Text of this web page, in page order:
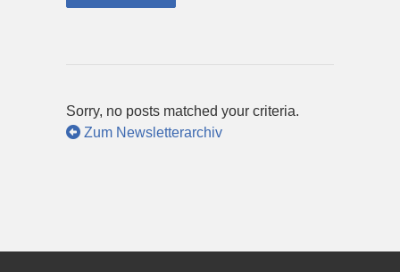
Sorry, no posts matched your criteria.
Zum Newsletterarchiv